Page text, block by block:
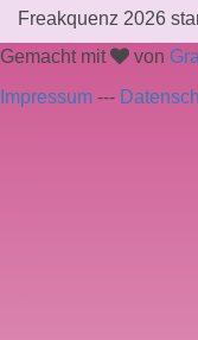
Freakquenz 2026
Gemacht mit
von
Impressum ---